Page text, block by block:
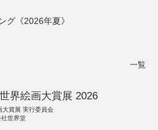
グ《2026年夏》
一覧
界絵画大賞展 2026
大賞展 実行委員会
世界堂